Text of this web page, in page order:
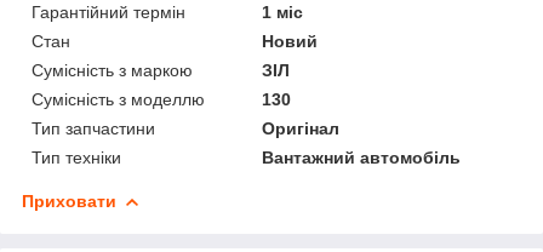
Гарантійний термін
1 міс
Стан
Новий
Сумісність з маркою
ЗІЛ
Сумісність з моделлю
130
Тип запчастини
Оригінал
Тип техніки
Вантажний автомобіль
Приховати